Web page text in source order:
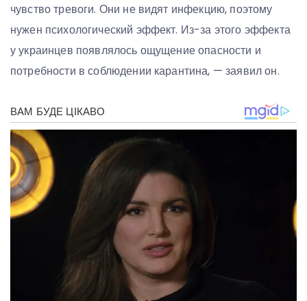
чувство тревоги. Они не видят инфекцию, поэтому
нужен психологический эффект. Из-за этого эффекта
у украинцев появлялось ощущение опасности и
потребности в соблюдении карантина, — заявил он.